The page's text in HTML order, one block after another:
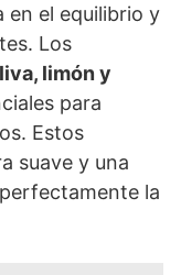
en el equilibrio y
Los
limón y
para
Estos
suave y una
la